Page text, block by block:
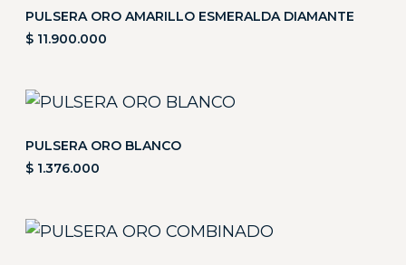
PULSERA ORO AMARILLO ESMERALDA DIAMANTE
$ 11.900.000
PULSERA ORO BLANCO
$ 1.376.000